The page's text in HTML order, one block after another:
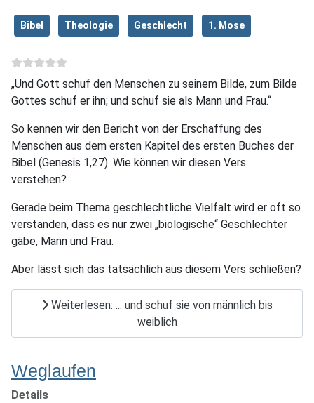
Bibel Theologie Geschlecht 1. Mose
„Und Gott schuf den Menschen zu seinem Bilde, zum Bilde
Gottes schuf er ihn; und schuf sie als Mann und Frau.“
So kennen wir den Bericht von der Erschaffung des
Menschen aus dem ersten Kapitel des ersten Buches der
Bibel (Genesis 1,27). Wie können wir diesen Vers
verstehen?
Gerade beim Thema geschlechtliche Vielfalt wird er oft so
verstanden, dass es nur zwei „biologische“ Geschlechter
gäbe, Mann und Frau.
Aber lässt sich das tatsächlich aus diesem Vers schließen?
Weiterlesen: ... und schuf sie von männlich bis
weiblich
Weglaufen
Details